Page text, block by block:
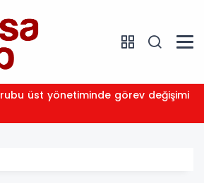
üst yönetiminde görev değişimi